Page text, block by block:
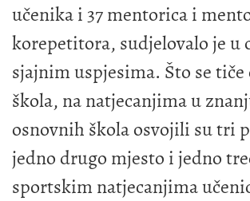
učenika i 37 mentorica i
korepetitora, sudjelovalo je u
sjajnim uspjesima. Što se
škola, na natjecanjima u
osnovnih škola osvojili su tri
jedno drugo mjesto i jedno
sportskim natjecanjima